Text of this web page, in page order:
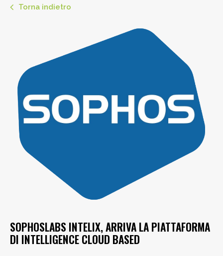
Torna indietro
SOPHOSLABS INTELIX, ARRIVA LA PIATTAFORMA
DI INTELLIGENCE CLOUD BASED